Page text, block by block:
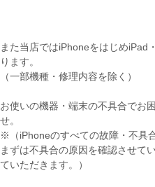
また当店ではiPhoneをはじめiPad
ります。
（一部機種・修理内容を除く）
お使いの機器・端末の不具合でお
せ。
※（iPhoneのすべての故障・不具
まずは不具合の原因を確認させて
ていただきます。）